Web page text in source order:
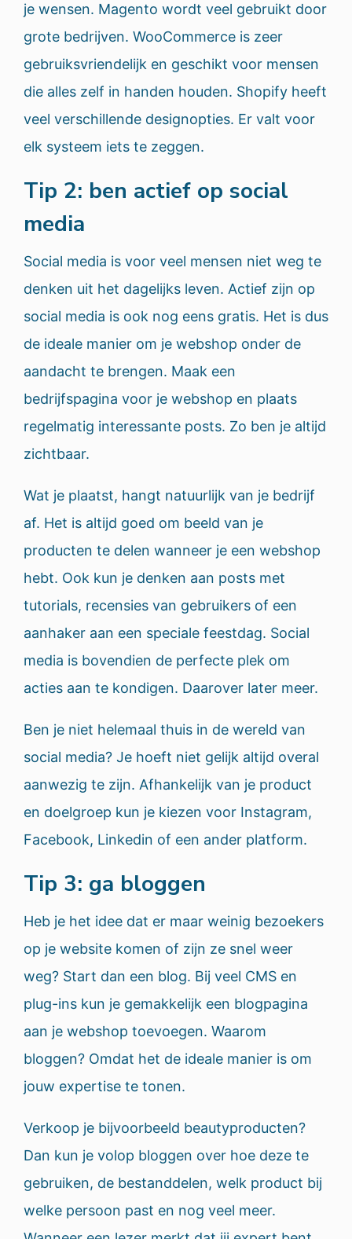
je wensen. Magento wordt veel gebruikt door
grote bedrijven. WooCommerce is zeer
gebruiksvriendelijk en geschikt voor mensen
die alles zelf in handen houden. Shopify heeft
veel verschillende designopties. Er valt voor
elk systeem iets te zeggen.
Tip 2: ben actief op social
media
Social media is voor veel mensen niet weg te
denken uit het dagelijks leven. Actief zijn op
social media is ook nog eens gratis. Het is dus
de ideale manier om je webshop onder de
aandacht te brengen. Maak een
bedrijfspagina voor je webshop en plaats
regelmatig interessante posts. Zo ben je altijd
zichtbaar.
Wat je plaatst, hangt natuurlijk van je bedrijf
af. Het is altijd goed om beeld van je
producten te delen wanneer je een webshop
hebt. Ook kun je denken aan posts met
tutorials, recensies van gebruikers of een
aanhaker aan een speciale feestdag. Social
media is bovendien de perfecte plek om
acties aan te kondigen. Daarover later meer.
Ben je niet helemaal thuis in de wereld van
social media? Je hoeft niet gelijk altijd overal
aanwezig te zijn. Afhankelijk van je product
en doelgroep kun je kiezen voor Instagram,
Facebook, Linkedin of een ander platform.
Tip 3: ga bloggen
Heb je het idee dat er maar weinig bezoekers
op je website komen of zijn ze snel weer
weg? Start dan een blog. Bij veel CMS en
plug-ins kun je gemakkelijk een blogpagina
aan je webshop toevoegen. Waarom
bloggen? Omdat het de ideale manier is om
jouw expertise te tonen.
Verkoop je bijvoorbeeld beautyproducten?
Dan kun je volop bloggen over hoe deze te
gebruiken, de bestanddelen, welk product bij
welke persoon past en nog veel meer.